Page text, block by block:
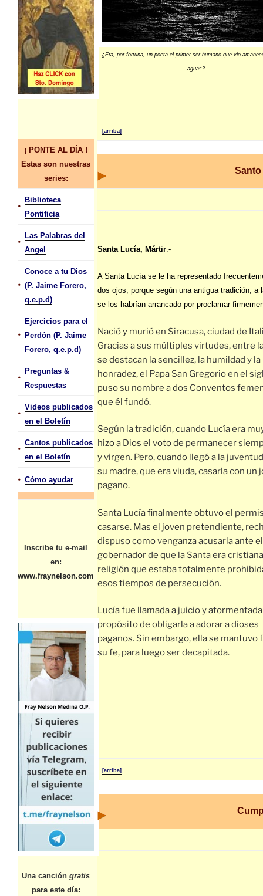
¡ PONTE AL DÍA !
Estas son nuestras
series:
•
Biblioteca
Pontificia
•
Las Palabras del
Angel
•
Conoce a tu Dios
(P. Jaime Forero,
q.e.p.d)
•
Ejercicios para el
Perdón (P. Jaime
Forero, q.e.p.d)
•
Preguntas &
Respuestas
•
Videos publicados
en el Boletín
•
Cantos publicados
en el Boletín
• Cómo ayudar
Inscribe tu e-mail
en:
www.fraynelson.com
Una canción gratis
para este día:
¿Era, por fortuna, un poeta el primer ser humano que vio
aguas?
[arriba]
Santo
Santa Lucía, Mártir .-
A Santa Lucía se le ha representado
dos ojos, porque según una antigua tradición, a
se los habrían arrancado por proclamar
Nació y murió en Siracusa, ciudad de
Gracias a sus múltiples virtudes, entre
se destacan la sencillez, la humildad y la
honradez, el Papa San Gregorio en el
puso su nombre a dos Conventos
que él fundó.
Según la tradición, cuando Lucía era
hizo a Dios el voto de permanecer
y virgen. Pero, cuando llegó a la
su madre, que era viuda, casarla con un
pagano.
Santa Lucía finalmente obtuvo el
casarse. Mas el joven pretendiente,
dispuso como venganza acusarla ante el
gobernador de que la Santa era
religión que estaba totalmente
esos tiempos de persecución.
Lucía fue llamada a juicio y
propósito de obligarla a adorar a dioses
paganos. Sin embargo, ella se mantuvo
su fe, para luego ser decapitada.
[arriba]